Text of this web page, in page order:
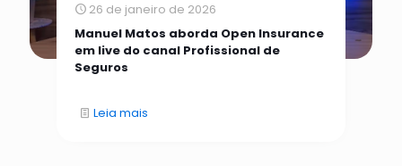
26 de janeiro de 2026
Manuel Matos aborda Open Insurance
em live do canal Profissional de
Seguros
Leia mais